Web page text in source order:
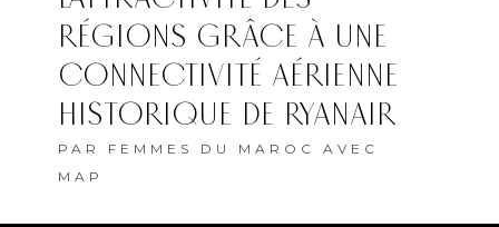
RÉGIONS GRÂCE À UNE
CONNECTIVITÉ AÉRIENNE
HISTORIQUE DE RYANAIR
PAR FEMMES DU MAROC AVEC
MAP